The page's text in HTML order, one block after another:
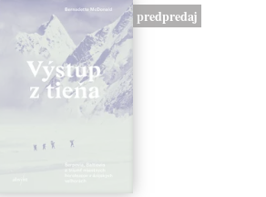
predpredaj